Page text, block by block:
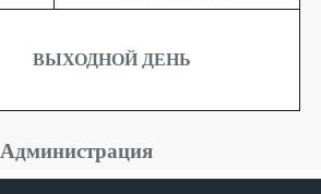
ВЫХОДНОЙ ДЕНЬ
Администрация